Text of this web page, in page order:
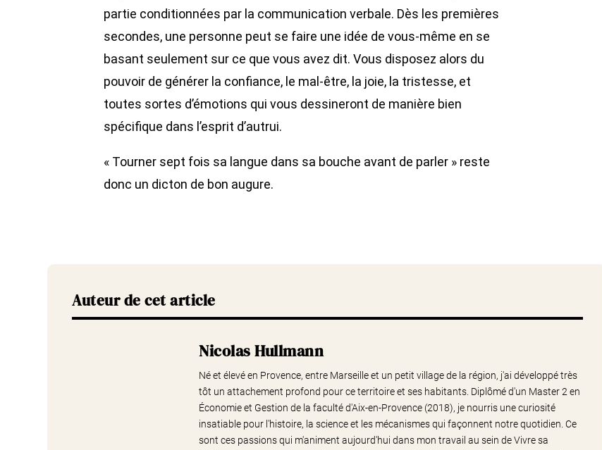
partie conditionnées par la communication verbale. Dès les premières
secondes, une personne peut se faire une idée de vous-même en se
basant seulement sur ce que vous avez dit. Vous disposez alors du
pouvoir de générer la confiance, le mal-être, la joie, la tristesse, et
toutes sortes d’émotions qui vous dessineront de manière bien
spécifique dans l’esprit d’autrui.
« Tourner sept fois sa langue dans sa bouche avant de parler » reste
donc un dicton de bon augure.
Auteur de cet article
Nicolas Hullmann
Né et élevé en Provence, entre Marseille et un petit village de la région, j'ai développé très
tôt un attachement profond pour ce territoire et ses habitants. Diplômé d'un Master 2 en
Économie et Gestion de la faculté d'Aix-en-Provence (2018), je nourris une curiosité
insatiable pour l'histoire, la science et les mécanismes qui façonnent notre quotidien. Ce
sont ces passions qui m'animent aujourd'hui dans mon travail au sein de Vivre sa